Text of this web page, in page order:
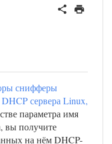
снифферы
сервера Linux,
параметра имя
вы получите
на нём DHCP-